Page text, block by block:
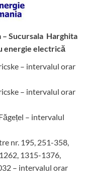
Sucursala Harghita
energie electrică
– intervalul orar
– intervalul orar
– intervalul
nr. 195, 251-358,
1315-1376,
– intervalul orar